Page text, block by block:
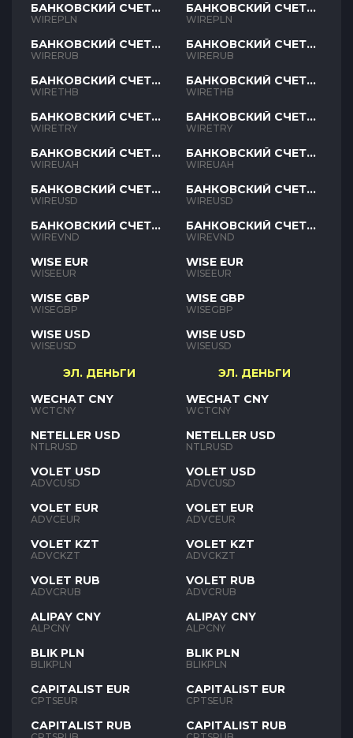
БАНКОВСКИЙ СЧЕТ
PLN
WIREPLN
БАНКОВСКИЙ СЧЕТ
RUB
WIRERUB
БАНКОВСКИЙ СЧЕТ
THB
WIRETHB
БАНКОВСКИЙ СЧЕТ
TRY
WIRETRY
БАНКОВСКИЙ СЧЕТ
UAH
WIREUAH
БАНКОВСКИЙ СЧЕТ
USD
WIREUSD
БАНКОВСКИЙ СЧЕТ
VND
WIREVND
WISE EUR
WISEEUR
WISE GBP
WISEGBP
WISE USD
WISEUSD
ЭЛ. ДЕНЬГИ
WECHAT CNY
WCTCNY
NETELLER USD
NTLRUSD
VOLET USD
ADVCUSD
VOLET EUR
ADVCEUR
VOLET KZT
ADVCKZT
VOLET RUB
ADVCRUB
ALIPAY CNY
ALPCNY
BLIK PLN
BLIKPLN
CAPITALIST EUR
CPTSEUR
CAPITALIST RUB
БАНКОВСКИЙ СЧЕТ
PLN
WIREPLN
БАНКОВСКИЙ СЧЕТ
RUB
WIRERUB
БАНКОВСКИЙ СЧЕТ
THB
WIRETHB
БАНКОВСКИЙ СЧЕТ
TRY
WIRETRY
БАНКОВСКИЙ СЧЕТ
UAH
WIREUAH
БАНКОВСКИЙ СЧЕТ
USD
WIREUSD
БАНКОВСКИЙ СЧЕТ
VND
WIREVND
WISE EUR
WISEEUR
WISE GBP
WISEGBP
WISE USD
WISEUSD
ЭЛ. ДЕНЬГИ
WECHAT CNY
WCTCNY
NETELLER USD
NTLRUSD
VOLET USD
ADVCUSD
VOLET EUR
ADVCEUR
VOLET KZT
ADVCKZT
VOLET RUB
ADVCRUB
ALIPAY CNY
ALPCNY
BLIK PLN
BLIKPLN
CAPITALIST EUR
CPTSEUR
CAPITALIST RUB